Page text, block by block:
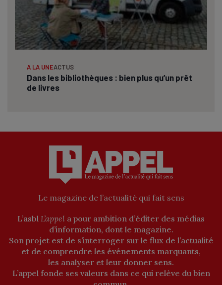
A LA UNEACTUS
Dans les bibliothèques : bien plus qu’un prêt
de livres
Le magazine de l’actualité qui fait sens
L’asbl L’appel a pour ambition d’éditer des médias
d’information, dont le magazine.
Son projet est de s’interroger sur le flux de l’actualité
et de comprendre les événements marquants,
les analyser et leur donner sens.
L’appel fonde ses valeurs dans ce qui relève du bien